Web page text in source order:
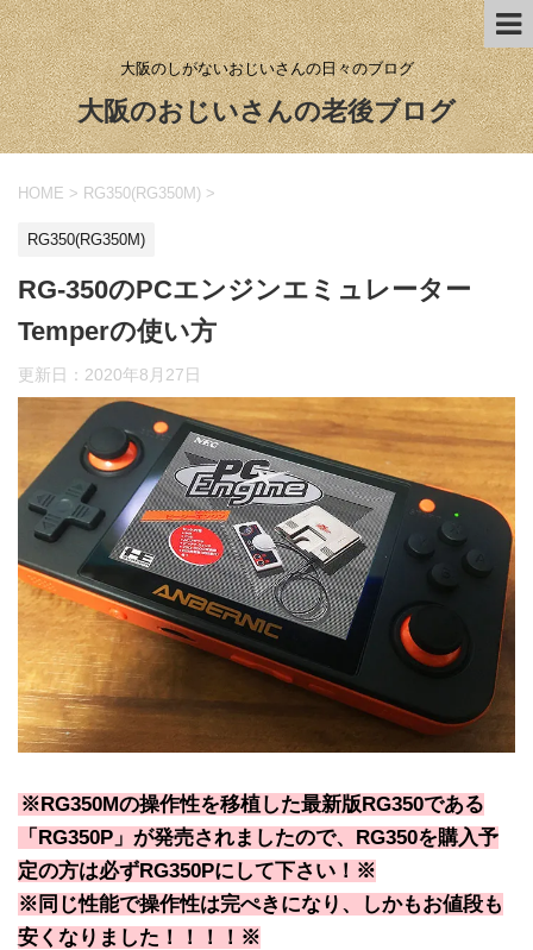
大阪のしがないおじいさんの日々のブログ
大阪のおじいさんの老後ブログ
HOME > RG350(RG350M) >
RG350(RG350M)
RG-350のPCエンジンエミュレーター
Temperの使い方
更新日： 2020年8月27日
※RG350Mの操作性を移植した最新版RG350である
「RG350P」が発売されましたので、RG350を購入予
定の方は必ずRG350Pにして下さい！※
※同じ性能で操作性は完ぺきになり、しかもお値段も
安くなりました！！！！※